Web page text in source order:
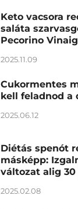
Keto vacsora
saláta
Pecorino
2025.11.09
Cukormentes
kell feladnod a
2025.06.12
Diétás spenót
másképp:
változat alig
2025.02.08